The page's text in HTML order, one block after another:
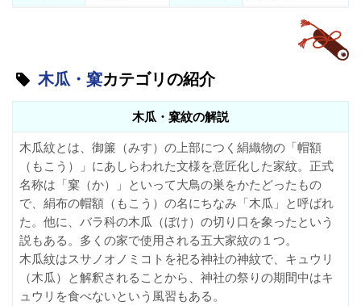
木瓜・窠カテゴリの紹介
木瓜・窠紋の解説
木瓜紋とは、御簾（みす）の上部につく絹織物の「帽額
（もこう）」にあしらわれた文様を意匠化した家紋。正式
名称は「窠（か）」といって大鳥の巣をかたどったもの
で、絹布の帽額（もこう）の名にちなみ「木瓜」と呼ばれ
た。他に、バラ科の木瓜（ぼけ）の切り口を象ったという
説もある。多くの家で使用される五大家紋の１つ。
木瓜紋はスサノオノミコトを祀る神社の神紋で、キュウリ
（木瓜）と解釈されることから、神社の祭りの期間中はキ
ュウリを食べないという風習もある。